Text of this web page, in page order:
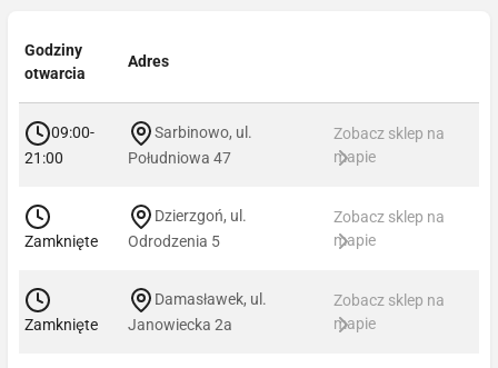
Godziny
otwarcia
Adres
09:00-
21:00
Sarbinowo, ul.
Południowa 47
Zobacz sklep na
mapie
Zamknięte
Dzierzgoń, ul.
Odrodzenia 5
Zobacz sklep na
mapie
Zamknięte
Damasławek, ul.
Janowiecka 2a
Zobacz sklep na
mapie